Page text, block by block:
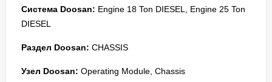
Система Doosan: Engine 18 Ton DIESEL, Engine 25 Ton
DIESEL
Раздел Doosan: CHASSIS
Узел Doosan: Operating Module, Chassis